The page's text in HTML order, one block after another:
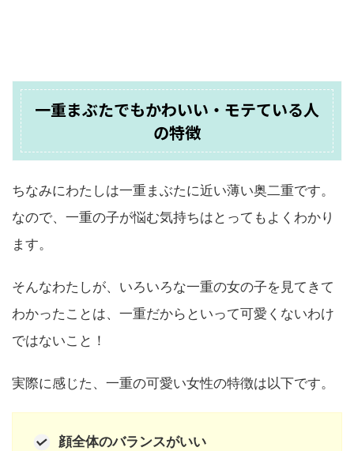
一重まぶたでもかわいい・モテている人
の特徴
ちなみにわたしは一重まぶたに近い薄い奥二重です。
なので、一重の子が悩む気持ちはとってもよくわかり
ます。
そんなわたしが、いろいろな一重の女の子を見てきて
わかったことは、一重だからといって可愛くないわけ
ではないこと！
実際に感じた、一重の可愛い女性の特徴は以下です。
顔全体のバランスがいい